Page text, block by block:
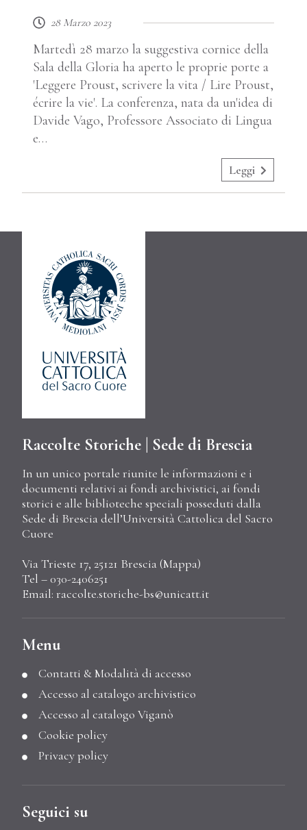
28 Marzo 2023
Martedì 28 marzo la suggestiva cornice della
Sala della Gloria ha aperto le proprie porte a
'Leggere Proust, scrivere la vita / Lire Proust,
écrire la vie'. La conferenza, nata da un'idea di
Davide Vago, Professore Associato di Lingua
e…
Leggi
Raccolte Storiche | Sede di Brescia
In un unico portale riunite le informazioni e i
documenti relativi ai fondi archivistici, ai fondi
storici e alle biblioteche speciali posseduti dalla
Sede di Brescia dell’Università Cattolica del Sacro
Cuore
Via Trieste 17, 25121 Brescia (Mappa)
Tel – 030-2406251
Email: raccolte.storiche-bs@unicatt.it
Menu
Contatti & Modalità di accesso
Accesso al catalogo archivistico
Accesso al catalogo Viganò
Cookie policy
Privacy policy
Seguici su